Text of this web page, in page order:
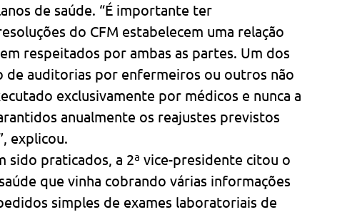
de saúde. “É importante ter
do CFM estabelecem uma relação
respeitados por ambas as partes. Um dos
de auditorias por enfermeiros ou outros não
exclusivamente por médicos e nunca a
anualmente os reajustes previstos
explicou.
sido praticados, a 2ª vice-presidente citou o
que vinha cobrando várias informações
simples de exames laboratoriais de